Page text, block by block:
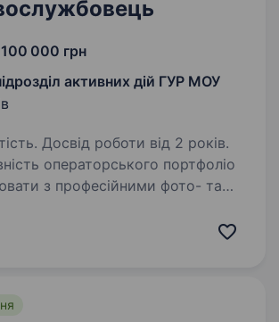
000 грн
активних дій ГУР МОУ
Досвід роботи від 2 років.
з професійними фото- та
та вміння швидко